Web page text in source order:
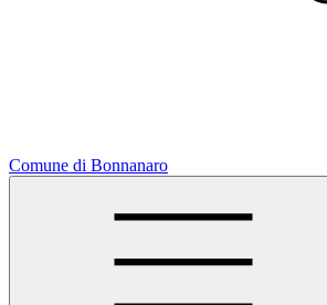
Comune di Bonnanaro